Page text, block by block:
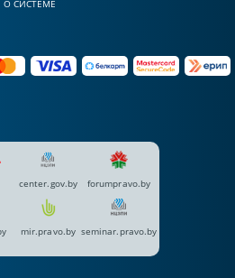
О СИСТЕМЕ
center.gov.by forumpravo.by
mir.pravo.by seminar.pravo.by